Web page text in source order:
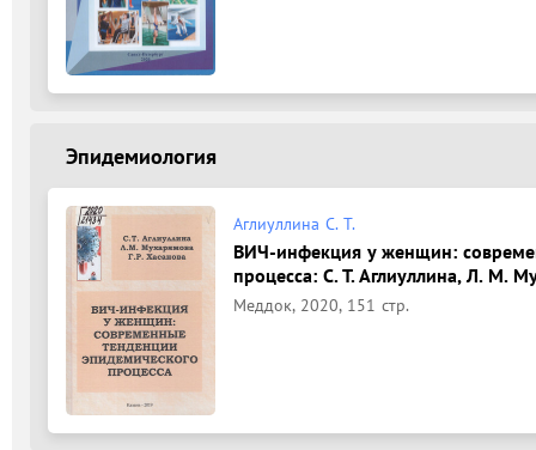
Эпидемиология
Аглиуллина С. Т.
ВИЧ-инфекция у женщин:
процесса: С. Т. Аглиуллина, Л. М.
Меддок, 2020, 151 стр.